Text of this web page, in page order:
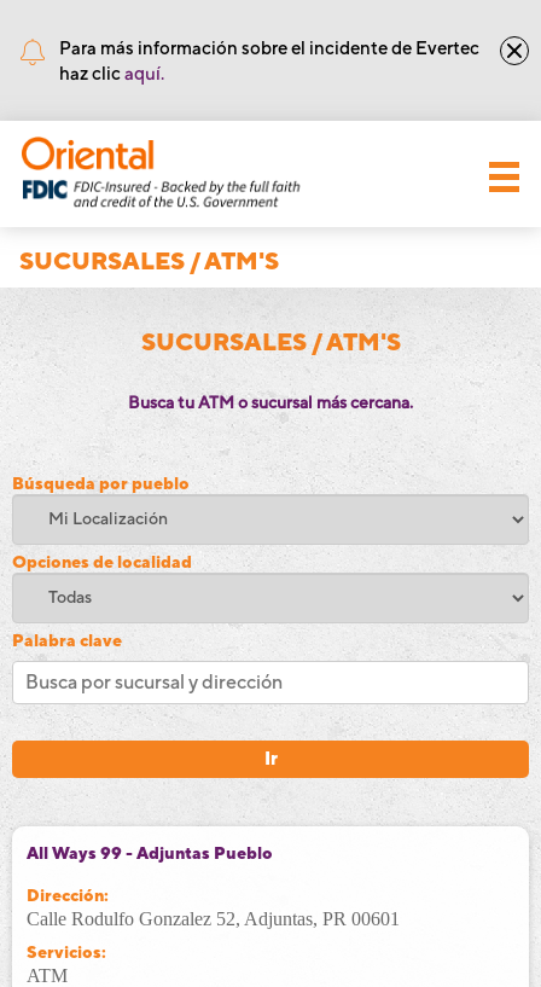
Para más información sobre el incidente de Evertec
haz clicaquí.
• Núm de Ruta y Tránsito: 221571415
SUCURSALES / ATM'S
SUCURSALES / ATM'S
Busca tu ATM o sucursal más cercana.
Búsqueda por pueblo
Opciones de localidad
Palabra clave
Ir
All Ways 99 - Adjuntas Pueblo
Dirección:
Calle Rodulfo Gonzalez 52, Adjuntas, PR 00601
Servicios:
ATM